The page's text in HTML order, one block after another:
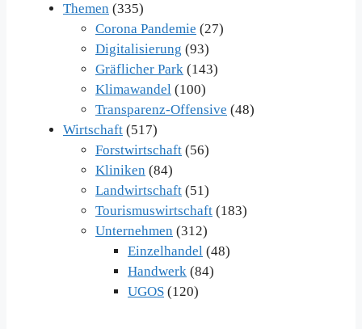
Themen (335)
Corona Pandemie (27)
Digitalisierung (93)
Gräflicher Park (143)
Klimawandel (100)
Transparenz-Offensive (48)
Wirtschaft (517)
Forstwirtschaft (56)
Kliniken (84)
Landwirtschaft (51)
Tourismuswirtschaft (183)
Unternehmen (312)
Einzelhandel (48)
Handwerk (84)
UGOS (120)